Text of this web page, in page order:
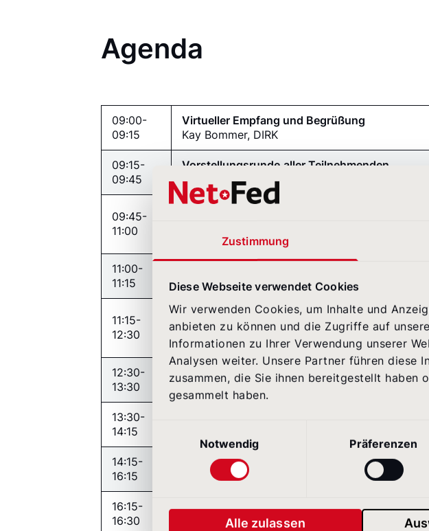
Zustimmung
Diese Webseite verwendet Cookies
Wir verwenden Cookies, um Inhalte und
anbieten zu können und die Zugriffe auf
Informationen zu Ihrer Verwendung unserer
Analysen weiter. Unsere Partner führen diese
zusammen, die Sie ihnen bereitgestellt haben
gesammelt haben.
Notwendig
Präferenzen
Alle zulassen
Agenda
09:00-
09:15
Virtueller Empfang und Begrüßung
Kay Bommer, DIRK
09:15-
09:45
Vorstellungsrunde aller Teilnehmenden
Wo drückt der Schuh?
09:45-
11:00
Thorsten Greiten, Geschäftsführung
11:00-
11:15
11:15-
12:30
IR-Trends 2021 Teil 2 – Disruption in der
Thorsten Greiten, NetFed & Alexander
Reporting“
12:30-
13:30
Mittagspause
13:30-
14:15
14:15-
16:15
Review Teilnehmer-Websites & SEO-Analyse
Thorsten Greiten & Edin Jasarevic,
16:15-
16:30
Diskussion & Reflexion des Tages